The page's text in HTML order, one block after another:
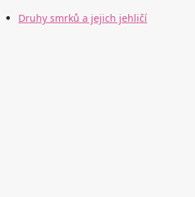
Druhy smrků a jejich jehličí